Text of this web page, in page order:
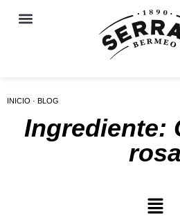
INICIO · BLOG
Ingrediente:
rosa